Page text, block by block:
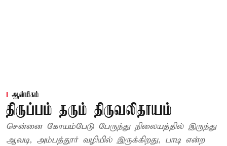
ஆன்மிகம்
திருப்பம் தரும் திருவலிதாயம்
சென்னை கோயம்பேடு பேருந்து நிலையத்தில் இருந்து
ஆவடி, அம்பத்தூர் வழியில் இருக்கிறது, பாடி என்ற